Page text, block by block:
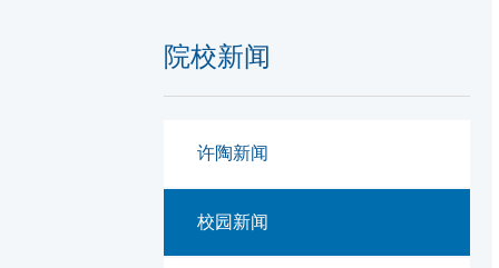
院校新闻
许陶新闻
校园新闻